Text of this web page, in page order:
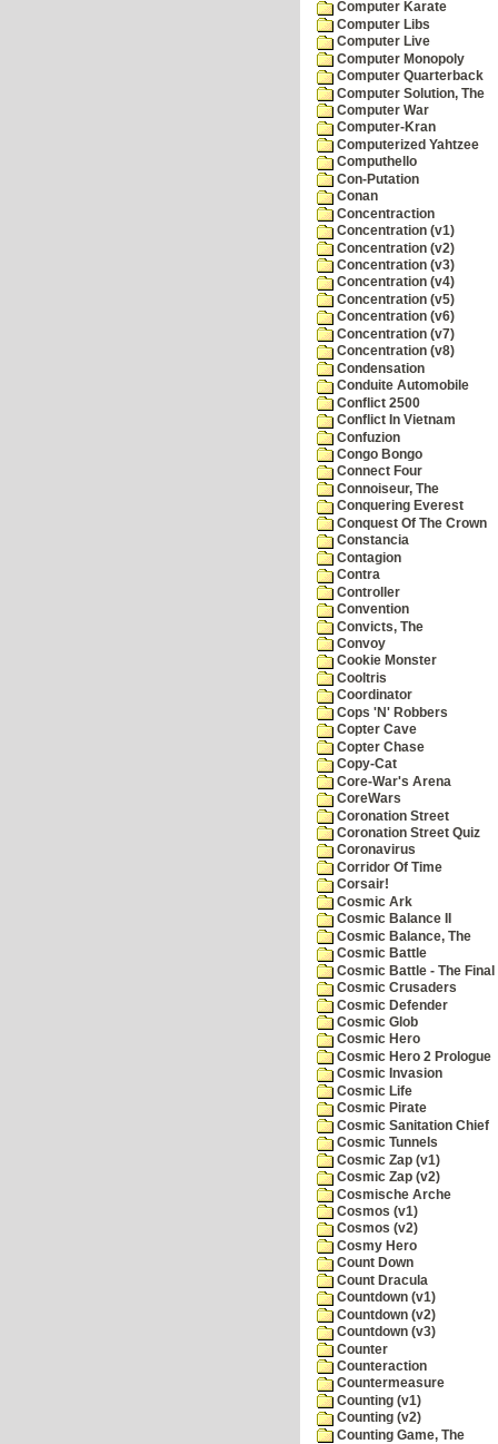
Computer Karate
Computer Libs
Computer Live
Computer Monopoly
Computer Quarterback
Computer Solution, The
Computer War
Computer-Kran
Computerized Yahtzee
Computhello
Con-Putation
Conan
Concentraction
Concentration (v1)
Concentration (v2)
Concentration (v3)
Concentration (v4)
Concentration (v5)
Concentration (v6)
Concentration (v7)
Concentration (v8)
Condensation
Conduite Automobile
Conflict 2500
Conflict In Vietnam
Confuzion
Congo Bongo
Connect Four
Connoiseur, The
Conquering Everest
Conquest Of The Crown
Constancia
Contagion
Contra
Controller
Convention
Convicts, The
Convoy
Cookie Monster
Cooltris
Coordinator
Cops 'N' Robbers
Copter Cave
Copter Chase
Copy-Cat
Core-War's Arena
CoreWars
Coronation Street
Coronation Street Quiz
Coronavirus
Corridor Of Time
Corsair!
Cosmic Ark
Cosmic Balance II
Cosmic Balance, The
Cosmic Battle
Cosmic Battle - The
Cosmic Crusaders
Cosmic Defender
Cosmic Glob
Cosmic Hero
Cosmic Hero 2 Prologue
Cosmic Invasion
Cosmic Life
Cosmic Pirate
Cosmic Sanitation Chief
Cosmic Tunnels
Cosmic Zap (v1)
Cosmic Zap (v2)
Cosmische Arche
Cosmos (v1)
Cosmos (v2)
Cosmy Hero
Count Down
Count Dracula
Countdown (v1)
Countdown (v2)
Countdown (v3)
Counter
Counteraction
Countermeasure
Counting (v1)
Counting (v2)
Counting Game, The